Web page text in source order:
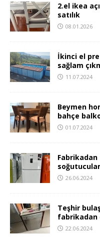
2.el ikea
satılık
08.01.2026
İkinci el
sağlam
11.07.2024
Beymen
bahçe
01.07.2024
soğutucular
26.06.2024
Teşhir
fabrikadan
22.06.2024